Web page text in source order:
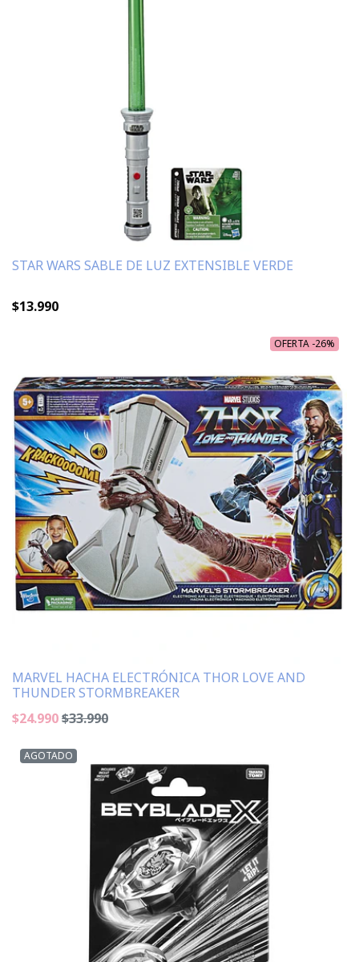
STAR WARS SABLE DE LUZ EXTENSIBLE VERDE
$13.990
OFERTA -26%
MARVEL HACHA ELECTRÓNICA THOR LOVE AND
THUNDER STORMBREAKER
$24.990$33.990
AGOTADO